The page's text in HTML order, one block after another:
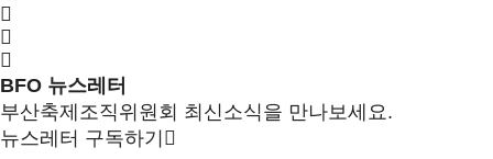
BFO 뉴스레터
부산축제조직위원회 최신소식을 만나보세요.
뉴스레터 구독하기